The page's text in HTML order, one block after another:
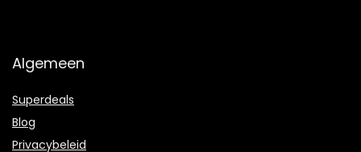
Algemeen
Superdeals
Blog
Privacybeleid